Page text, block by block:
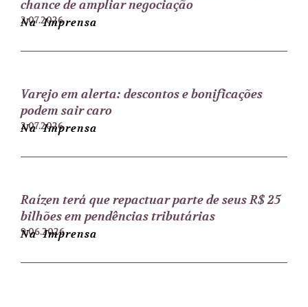
chance de ampliar negociação
2.07.2026
Na Imprensa
Varejo em alerta: descontos e bonificações
podem sair caro
2.07.2026
Na Imprensa
Raízen terá que repactuar parte de seus R$ 25
bilhões em pendências tributárias
9.06.2026
Na Imprensa